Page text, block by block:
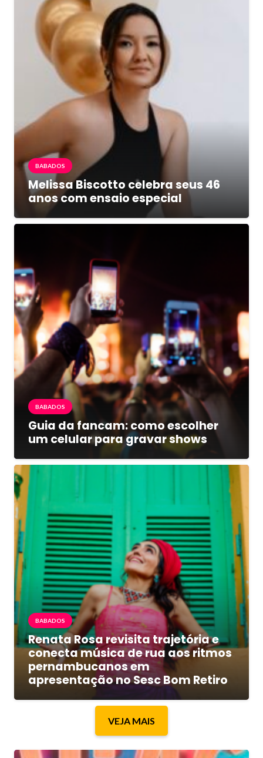
BABADOS
Melissa Biscotto celebra seus 46
anos com ensaio especial
BABADOS
Guia da fancam: como escolher
um celular para gravar shows
BABADOS
Renata Rosa revisita trajetória e
conecta música de rua aos ritmos
pernambucanos em
apresentação no Sesc Bom Retiro
VEJA MAIS